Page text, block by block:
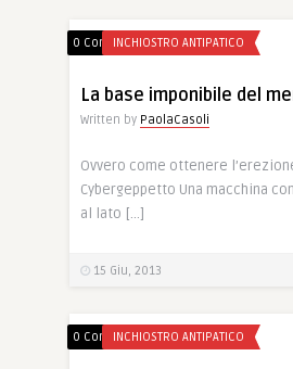
0 CommentsINCHIOSTRO ANTIPATICO
La base imponibile del
Written by PaolaCasoli
Ovvero come ottenere
Cybergeppetto Una macchina
al lato […]
15 Giu, 2013
0 CommentsINCHIOSTRO ANTIPATICO